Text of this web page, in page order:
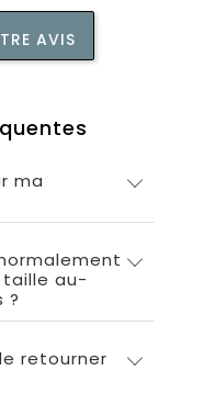
AVIS
ma
taille au-
?
retourner